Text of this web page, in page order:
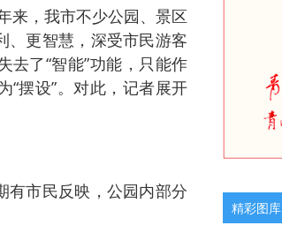
来，我市不少公园、景区
、更智慧，深受市民游客
去了“智能”功能，只能作
“摆设”。对此，记者展开
有市民反映，公园内部分
精彩图库